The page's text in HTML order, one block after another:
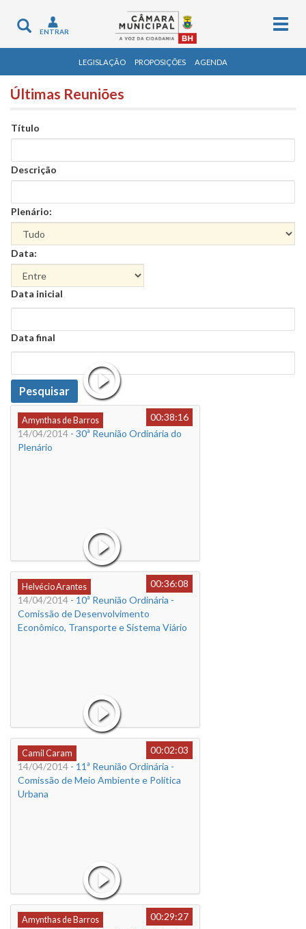
Toggle
navigation
ENTRAR
LEGISLAÇÃO PROPOSIÇÕES AGENDA
Últimas Reuniões
Título
Descrição
Plenário:
Data:
Data
Data inicial
Data
Data final
Data
Pesquisar
Amynthas de Barros
00:38:16
14/04/2014 - 30ª Reunião Ordinária do
Plenário
Helvécio Arantes
00:36:08
14/04/2014 - 10ª Reunião Ordinária -
Comissão de Desenvolvimento
Econômico, Transporte e Sistema Viário
Camil Caram
00:02:03
14/04/2014 - 11ª Reunião Ordinária -
Comissão de Meio Ambiente e Política
Urbana
Amynthas de Barros
00:29:27